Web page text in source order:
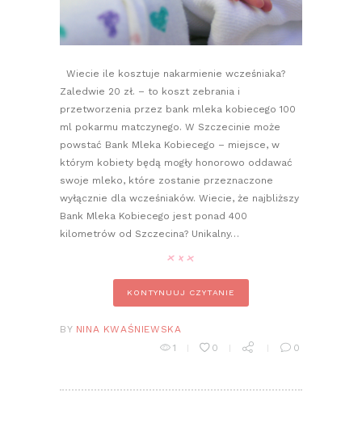
Wiecie ile kosztuje nakarmienie wcześniaka?
Zaledwie 20 zł. – to koszt zebrania i
przetworzenia przez bank mleka kobiecego 100
ml pokarmu matczynego. W Szczecinie może
powstać Bank Mleka Kobiecego – miejsce, w
którym kobiety będą mogły honorowo oddawać
swoje mleko, które zostanie przeznaczone
wyłącznie dla wcześniaków. Wiecie, że najbliższy
Bank Mleka Kobiecego jest ponad 400
kilometrów od Szczecina? Unikalny…
KONTYNUUJ CZYTANIE
BY NINA KWAŚNIEWSKA
1
0 0